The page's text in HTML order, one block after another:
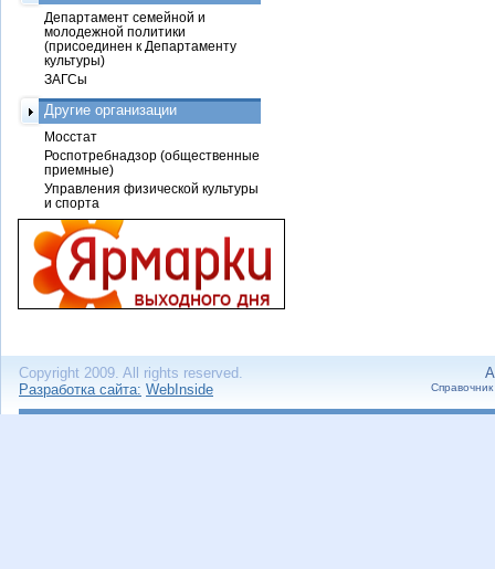
Департамент семейной и
молодежной политики
(присоединен к Департаменту
культуры)
ЗАГСы
Другие организации
Мосстат
Роспотребнадзор (общественные
приемные)
Управления физической культуры
и спорта
Copyright 2009. All rights reserved.
Разработка сайта: WebInside